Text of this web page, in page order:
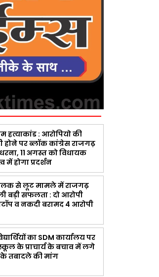
हत्याकांड : आरोपियो की
होने पर ब्लॉक कांग्रेस राजगढ़
11 अगस्त को विधायक
में होगा प्रदर्शन
से लूट मामले में राजगढ़
बड़ी सफलता : दो आरोपी
व नकदी बरामद 4 आरोपी
का SDM कार्यालय पर
के प्राचार्य के बचाव में लगे
के तबादले की मांग